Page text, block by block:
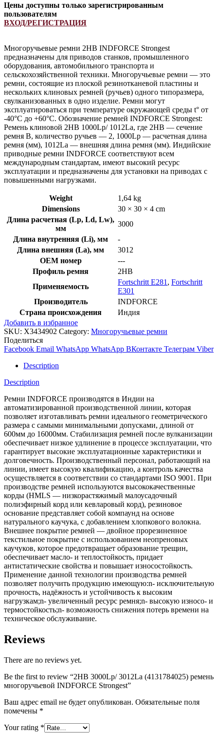
Цены доступны только зарегистрированным
пользователям
ВХОД/РЕГИСТРАЦИЯ
Многоручьевые ремни 2HB INDFORCE Strongest
предназначены для приводов станков, промышленного
оборудования, автомобильного транспорта и
сельскохозяйственной техники. Многоручьевые ремни — это
ремни, состоящие из плоской резинотканевой пластины и
нескольких клиновых ремней (ручьев) одного типоразмера,
свулканизованных в одно изделие. Ремни могут
эксплуатироваться при температуре окружающей среды t° от
-40°С до +60°С. Обозначение ремней INDFORCE Strongest:
Ремень клиновой 2HB 1000Lp/ 1012La, где 2HB — сечение
ремня B, количество ручьев — 2, 1000Lp — расчетная длина
ремня (мм), 1012La — внешняя длина ремня (мм). Индийские
приводные ремни INDFORCE соответствуют всем
международным стандартам, имеют высокий ресурс
эксплуатации и предназначены для установки на приводах с
повышенными нагрузками.
Weight
1,64 kg
Dimensions
30 × 30 × 4 cm
Длина расчетная (Lp, Ld, Lw),
мм
3000
Длина внутренняя (Li), мм
-
Длина внешняя (La), мм
3012
OEM номер
---
Профиль ремня
2HB
Применяемость
Fortschritt E281 , Fortschritt
E301
Производитель
INDFORCE
Страна происхождения
Индия
Добавить в избранное
SKU: X3434902 Category: Многоручьевые ремни
Поделиться
Facebook Email WhatsApp WhatsApp ВКонтакте Телеграм Viber
Description
Description
Ремни INDFORCE производятся в Индии на
автоматизированной производственной линии, которая
позволяет изготавливать ремни идеального геометрического
размера с самыми минимальными допусками, длиной от
600мм до 16000мм. Стабилизация ремней после вулканизации
обеспечивает низкое удлинение в процессе эксплуатации, что
гарантирует высокие эксплуатационные характеристики и
долговечность. Производственный персонал, работающий на
линии, имеет высокую квалификацию, а контроль качества
осуществляется в соответствии со стандартами ISO 9001. При
производстве ремней используются высококачественные
корды (HMLS — низкорастяжимый малоусадочный
полиэфирный корд или кевларовый корд), резиновое
основание представляет собой компаунд на основе
натурального каучука, с добавлением хлопкового волокна.
Внешнее покрытие ремней — двойное прорезиненное
текстильное покрытие с использованием неопреновых
каучуков, которое предотвращает образование трещин,
обеспечивает масло- и теплостойкость, придает
антистатические свойства и повышает износостойкость.
Применение данной технологии производства ремней
позволяет получить продукцию имеющую:n- исключительную
прочность, надёжность и устойчивость к высоким
нагрузкам;n- увеличенный ресурс ремня;n- высокую износо- и
термостойкость;n- возможность снижения потерь времени на
техническое обслуживание.
Reviews
There are no reviews yet.
Be the first to review “2HB 3000Lp/ 3012La (4131784025) ремень
многоручьевой INDFORCE Strongest”
Ваш адрес email не будет опубликован. Обязательные поля
помечены *
Your rating *